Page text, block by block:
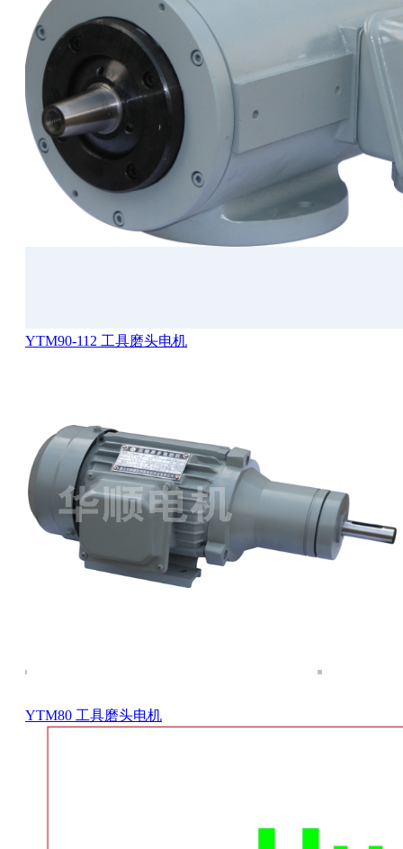
YTM90-112 工具磨头电机
YTM80 工具磨头电机